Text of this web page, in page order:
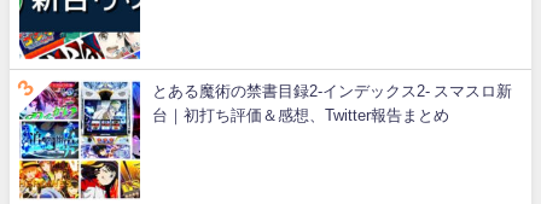
とある魔術の禁書目録2-インデックス2- スマスロ新
台｜初打ち評価＆感想、Twitter報告まとめ